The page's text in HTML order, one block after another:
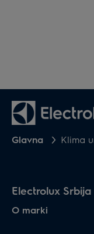
Glavna Klima
Electrolux Srbija
O marki